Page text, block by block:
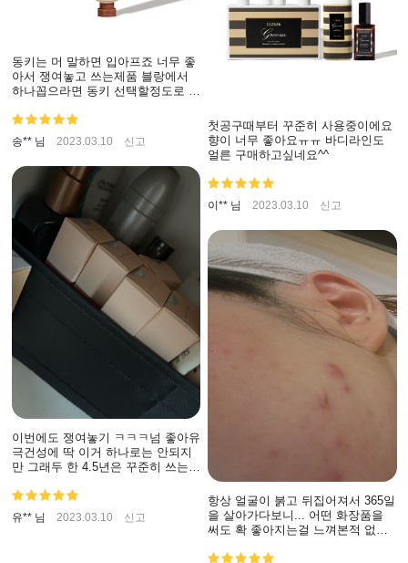
동키는 머 말하면 입아프죠 너무 좋
아서 쟁여놓고 쓰는제품 블랑에서
하나꼽으라면 동키 선택할정도로 좋
송** 님 2023.03.10 신고
첫공구때부터 꾸준히 사용중이에요
향이 너무 좋아요ㅠㅠ 바디라인도
얼른 구매하고싶네요^^
이** 님 2023.03.10 신고
이번에도 쟁여놓기 ㅋㅋㅋ넘 좋아유
극건성에 딱 이거 하나로는 안되지
만 그래두 한 4.5년은 꾸준히 쓰는거
🩵🩵
유** 님 2023.03.10 신고
항상 얼굴이 붉고 뒤집어져서 365일
을 살아가다보니... 어떤 화장품을
써도 확 좋아지는걸 느껴본적 없는
지만...아직까지도 피부 좋아졌다는